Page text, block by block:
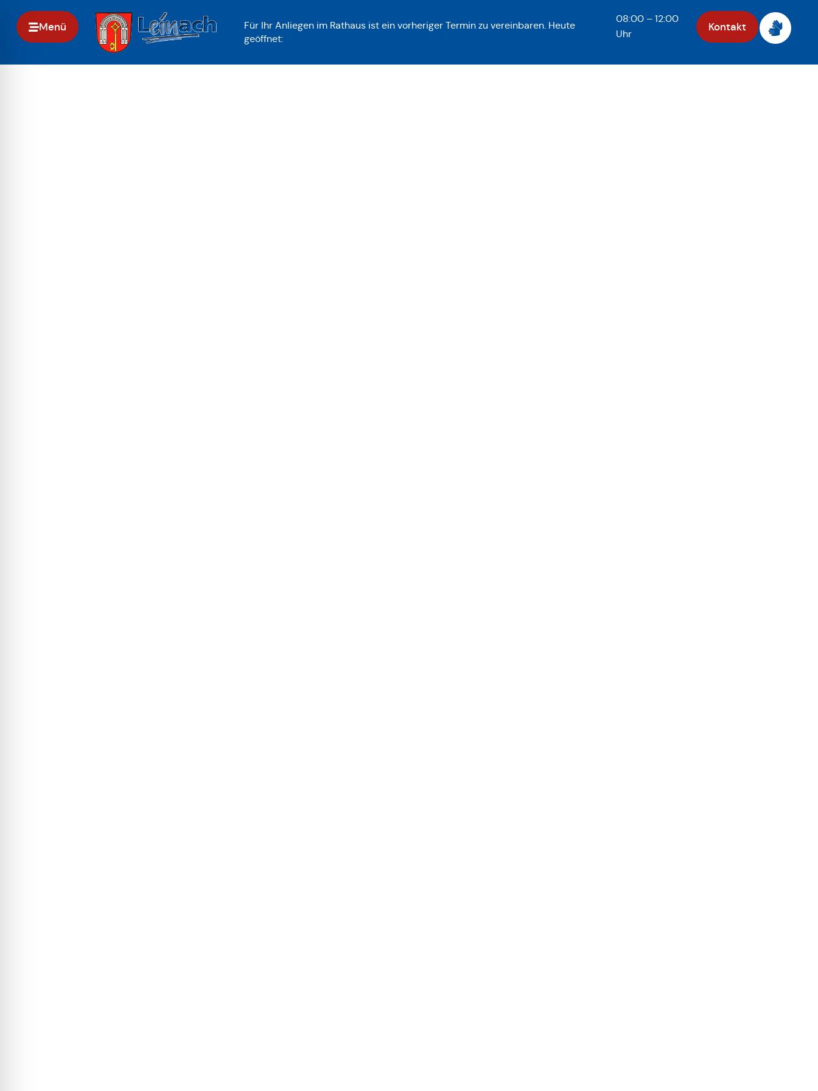
springen
Menü
Für Ihr Anliegen im Rathaus ist ein vorheriger Termin zu vereinbaren. Heute
geöffnet:
08:00 – 12:00
Uhr
Kontakt